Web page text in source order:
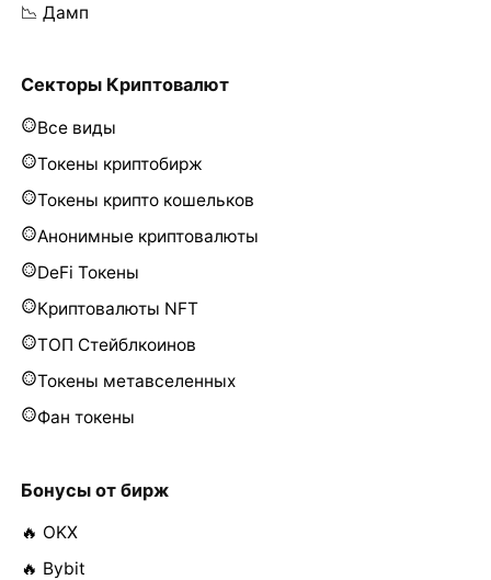
📉 Дамп
Секторы Криптовалют
Все виды
Токены криптобирж
Токены крипто кошельков
Анонимные криптовалюты
DeFi Токены
Криптовалюты NFT
ТОП Стейблкоинов
Токены метавселенных
Фан токены
Бонусы от бирж
🔥 OKX
🔥 Bybit